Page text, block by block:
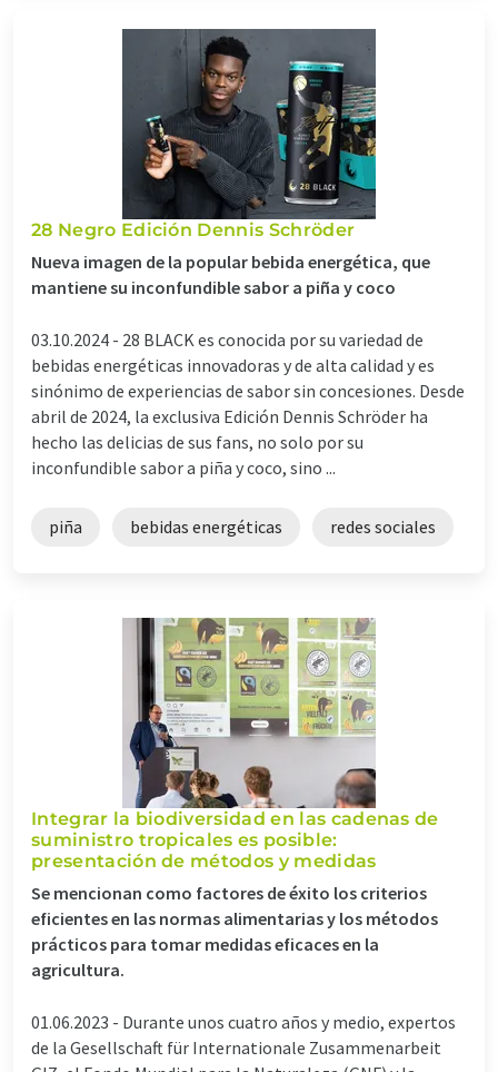
28 Negro Edición Dennis Schröder
Nueva imagen de la popular bebida energética, que
mantiene su inconfundible sabor a piña y coco
03.10.2024 - 28 BLACK es conocida por su variedad de
bebidas energéticas innovadoras y de alta calidad y es
sinónimo de experiencias de sabor sin concesiones. Desde
abril de 2024, la exclusiva Edición Dennis Schröder ha
hecho las delicias de sus fans, no solo por su
inconfundible sabor a piña y coco, sino ...
piña bebidas energéticas redes sociales
Integrar la biodiversidad en las cadenas de
suministro tropicales es posible:
presentación de métodos y medidas
Se mencionan como factores de éxito los criterios
eficientes en las normas alimentarias y los métodos
prácticos para tomar medidas eficaces en la
agricultura.
01.06.2023 - Durante unos cuatro años y medio, expertos
de la Gesellschaft für Internationale Zusammenarbeit